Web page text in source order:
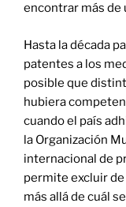
encontrar más de
Hasta la década
patentes a los
posible que
hubiera
cuando el país
la Organización
internacional de
permite excluir
más allá de cuál